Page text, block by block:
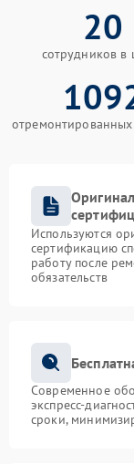
20
сотрудников в
отремонтированных
Используются
сертификацию
работу после
обязательств
Современное
экспресс-
сроки,